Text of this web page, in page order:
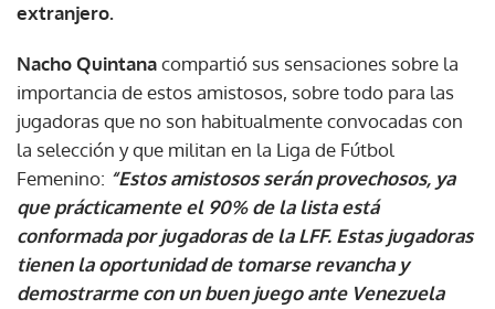
extranjero.
Nacho Quintanacompartió sus sensaciones sobre la
importancia de estos amistosos, sobre todo para las
jugadoras que no son habitualmente convocadas con
la selección y que militan en la Liga de Fútbol
Femenino: “Estos amistosos serán provechosos, ya
que prácticamente el 90% de la lista está
conformada por jugadoras de la LFF. Estas jugadoras
tienen la oportunidad de tomarse revancha y
demostrarme con un buen juego ante Venezuela